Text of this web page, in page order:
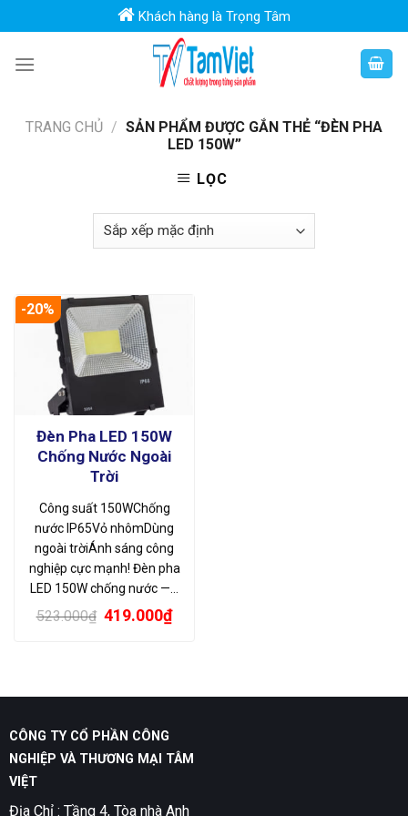
to
content
Khách hàng là Trọng Tâm
TRANG CHỦ / SẢN PHẨM ĐƯỢC GẮN THẺ “ĐÈN PHA
LED 150W”
LỌC
-20%
Đèn Pha LED 150W
Chống Nước Ngoài
Trời
Công suất 150WChống
nước IP65Vỏ nhômDùng
ngoài trờiÁnh sáng công
nghiệp cực mạnh! Đèn pha
LED 150W chống nước —…
523.000₫ Giá
419.000₫Giá
CÔNG TY CỔ PHẦN CÔNG
NGHIỆP VÀ THƯƠNG MẠI TÂM
VIỆT
Địa Chỉ : Tầng 4, Tòa nhà Anh